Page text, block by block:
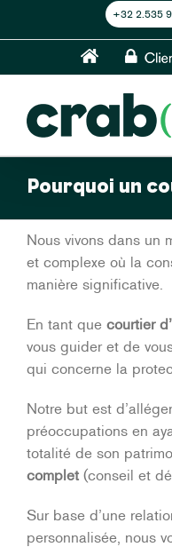
+32 2.535
Home
Pourquoi un
Nous vivons dans un
et complexe où la
manière significative.
En tant que courtier
vous guider et de
qui concerne la
Notre but est
préoccupations en
totalité de son
complet (conseil et
Sur base d’une
personnalisée, nous